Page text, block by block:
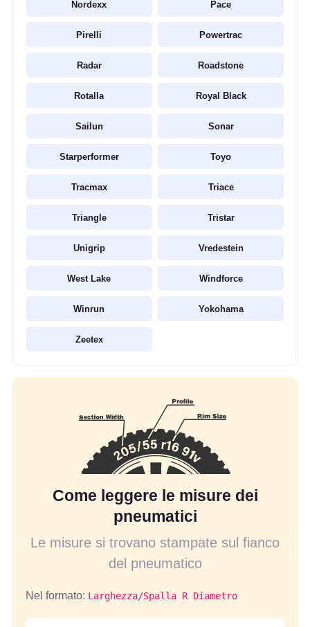
Nordexx Pace
Pirelli Powertrac
Radar Roadstone
Rotalla Royal Black
Sailun Sonar
Starperformer Toyo
Tracmax Triace
Triangle Tristar
Unigrip Vredestein
West Lake Windforce
Winrun Yokohama
Zeetex
Come leggere le misure dei
pneumatici
Le misure si trovano stampate sul fianco
del pneumatico
Nel formato: Larghezza/Spalla R Diametro